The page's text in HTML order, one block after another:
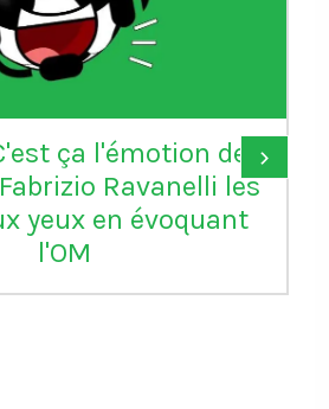
ça l'émotion de
Ravanelli les
yeux en évoquant
l'OM
›